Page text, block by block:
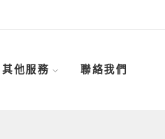
其他服務 聯絡我們